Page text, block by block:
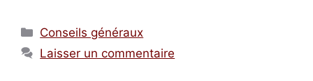
Catégories
Conseils généraux
Laisser un commentaire